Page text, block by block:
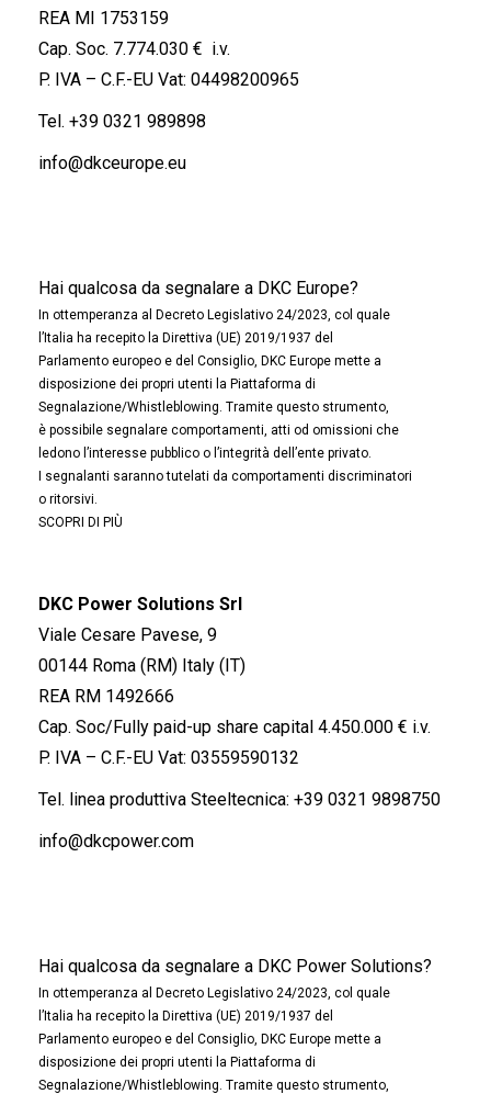
REA MI 1753159
Cap. Soc. 7.774.030 € i.v.
P. IVA – C.F.-EU Vat: 04498200965
Tel. +39 0321 989898
info@dkceurope.eu
Hai qualcosa da segnalare a DKC Europe?
In ottemperanza al Decreto Legislativo 24/2023, col quale
l’Italia ha recepito la Direttiva (UE) 2019/1937 del
Parlamento europeo e del Consiglio, DKC Europe mette a
disposizione dei propri utenti la Piattaforma di
Segnalazione/Whistleblowing. Tramite questo strumento,
è possibile segnalare comportamenti, atti od omissioni che
ledono l’interesse pubblico o l’integrità dell’ente privato.
I segnalanti saranno tutelati da comportamenti discriminatori
o ritorsivi.
SCOPRI DI PIÙ
DKC Power Solutions Srl
Viale Cesare Pavese, 9
00144 Roma (RM) Italy (IT)
REA RM 1492666
Cap. Soc/Fully paid-up share capital 4.450.000 € i.v.
P. IVA – C.F.-EU Vat: 03559590132
Tel. linea produttiva Steeltecnica: +39 0321 9898750
info@dkcpower.com
Hai qualcosa da segnalare a DKC Power Solutions?
In ottemperanza al Decreto Legislativo 24/2023, col quale
l’Italia ha recepito la Direttiva (UE) 2019/1937 del
Parlamento europeo e del Consiglio, DKC Europe mette a
disposizione dei propri utenti la Piattaforma di
Segnalazione/Whistleblowing. Tramite questo strumento,